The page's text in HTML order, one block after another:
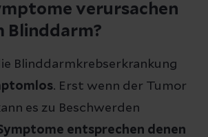
verursachen
Blinddarm?
Blinddarmkrebserkrankung
. Erst wenn der Tumor
es zu Beschwerden
entsprechen denen